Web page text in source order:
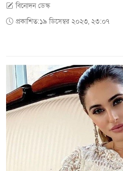
বিনোদন ডেস্ক
প্রকাশিত:১৯ ডিসেম্বর ২০২৩, ২৩:০৭